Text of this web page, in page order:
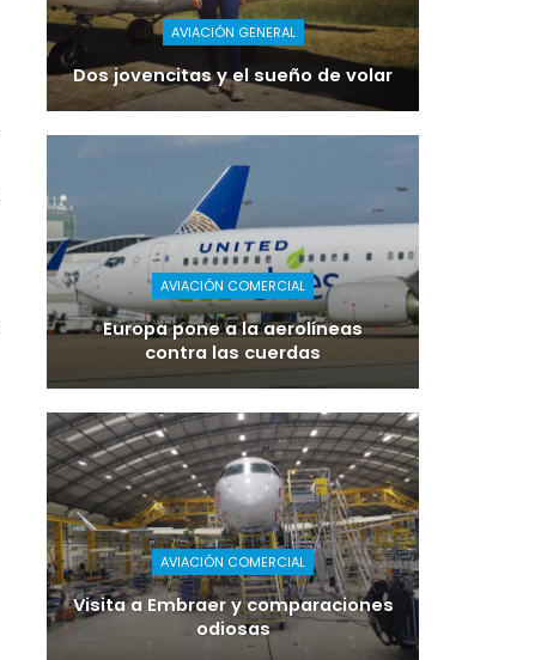
AVIACIÓN GENERAL
Dos jovencitas y el sueño de volar
AVIACIÓN COMERCIAL
Europa pone a la aerolíneas
contra las cuerdas
AVIACIÓN COMERCIAL
Visita a Embraer y comparaciones
odiosas